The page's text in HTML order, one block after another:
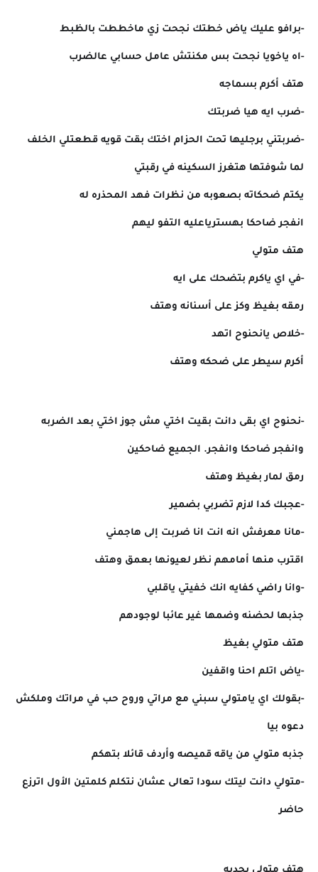
-برافو عليك ياض خطتك نجحت زي ماخططت بالظبط
-اه ياخويا نجحت بس مكنتش عامل حسابي عالضرب
هتف أكرم بسماجه
-ضرب ايه هيا ضربتك
-ضربتني برجليها تحت الحزام اختك بقت قويه قطعتلي الخلف
لما شوفتها هتغرز السكينه في رقبتي
يكتم ضحكاته بصعوبه من نظرات فهد المحذره له
انفجر ضاحكا بهسترياعليه التفو ليهم
هتف متولي
-في اي ياكرم بتضحك على ايه
رمقه بغيظ وكز على أسنانه وهتف
-خلاص يانحنوح اتهد
أكرم سيطر على ضحكه وهتف
-نحنوح اي بقى دانت بقيت اختي مش جوز اختي بعد الضربه
وانفجر ضاحكا وانفجر. الجميع ضاحكين
رمق لمار بغيظ وهتف
-عجبك كدا لازم تضربي بضمير
-مانا معرفش انه انت انا ضربت إلى هاجمني
اقترب منها أمامهم نظر لعيونها بعمق وهتف
-وانا راضي كفايه انك خفيتي ياقلبي
جذبها لحضنه وضمها غير عائبا لوجودهم
هتف متولي بغيظ
-ياض اتلم احنا واقفين
-بقولك اي يامتولي سبني مع مراتي وروح حب في مراتك وملكش
دعوه بيا
جذبه متولي من ياقه قميصه وأردف قائلا بتهكم
-متولي دانت ليتك سودا تعالى عشان نتكلم كلمتين الأول اترزع
حاضر